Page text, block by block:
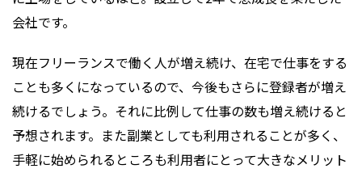
会社です。
現在フリーランスで働く人が増え続け、在宅で仕事をする
ことも多くになっているので、今後もさらに登録者が増え
続けるでしょう。それに比例して仕事の数も増え続けると
予想されます。また副業としても利用されることが多く、
手軽に始められるところも利用者にとって大きなメリット